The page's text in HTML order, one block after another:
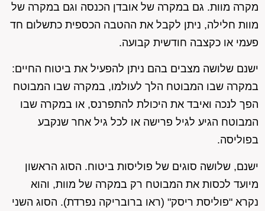
מקרה מוות. גם במקרה של אובדן הכנסה וגם במקרה של
מוות חלילה, ניתן לקבל את ההטבה הכספית כתשלום חד
פעמי או כקצבה חודשית קבועה.
ישנם שלושה מצבים בהם ניתן להפעיל את ביטוח החיים:
במקרה שבו המבוטח הלך לעולמו, במקרה שבו המבוטח
הפך לנכה ואיבד את היכולת להתפרנס, או במקרה שבו
המבוטח הגיע לגיל פרישה או לכל גיל אחר שנקבע
בפוליסה.
ישנם, שלושה סוגים של פוליסות ביטוח. הסוג הראשון
מיועד לכסות את המבוטח רק במקרה של מוות, והוא
נקרא "פוליסת ריסק" (ראו ברובריקה נפרדת). הסוג השני